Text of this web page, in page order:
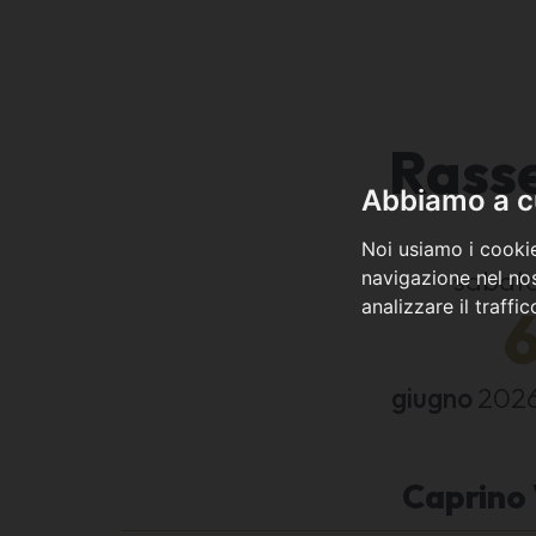
Abbiamo a
Noi usiamo i
navigazione nel
analizzare il
giugno
Caprino